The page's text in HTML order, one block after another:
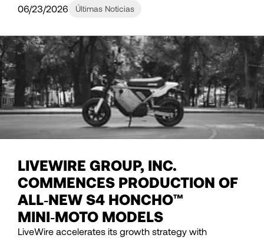
06/23/2026 Últimas Noticias
LIVEWIRE GROUP, INC.
COMMENCES PRODUCTION OF
ALL‑NEW S4 HONCHO™
MINI‑MOTO MODELS
LiveWire accelerates its growth strategy with